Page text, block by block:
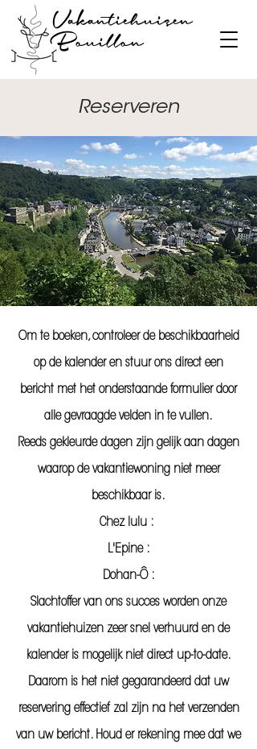
Vakantiehuizen
Bouillon
Reserveren
Om te boeken, controleer de beschikbaarheid
op de kalender en stuur ons direct een
bericht met het onderstaande formulier door
alle gevraagde velden in te vullen.
Reeds gekleurde dagen zijn gelijk aan dagen
waarop de vakantiewoning niet meer
beschikbaar is.
Chez lulu :
L'Epine :
Dohan-Ô :
Slachtoffer van ons succes worden onze
vakantiehuizen zeer snel verhuurd en de
kalender is mogelijk niet direct up-to-date.
Daarom is het niet gegarandeerd dat uw
reservering effectief zal zijn na het verzenden
van uw bericht. Houd er rekening mee dat we